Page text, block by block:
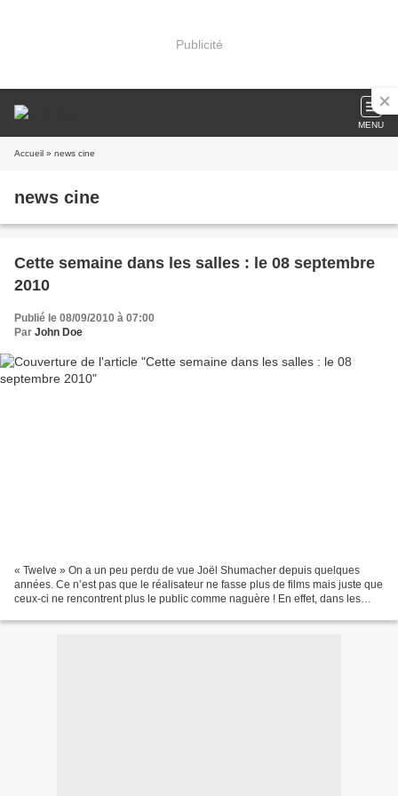
Publicité
MENU
Accueil » news cine
news cine
Cette semaine dans les salles : le 08 septembre
2010
Publié le 08/09/2010 à 07:00
Par John Doe
« Twelve » On a un peu perdu de vue Joël Shumacher depuis quelques
années. Ce n’est pas que le réalisateur ne fasse plus de films mais juste que
ceux-ci ne rencontrent plus le public comme naguère ! En effet, dans les